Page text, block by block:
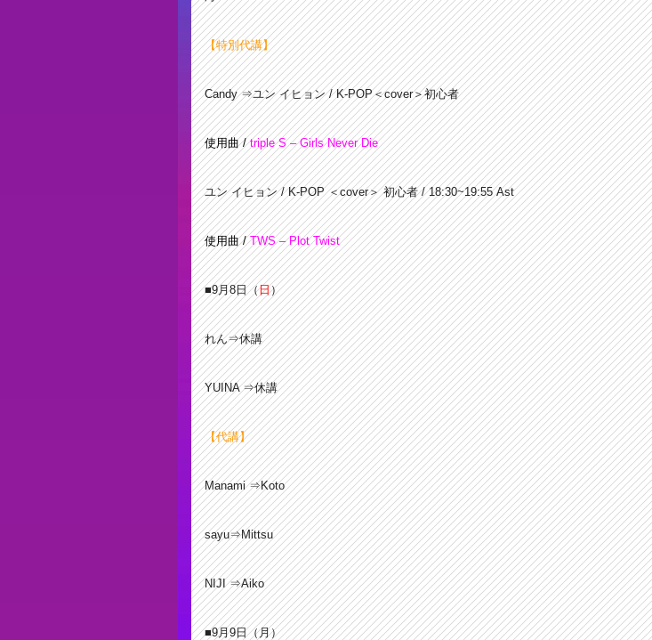
【特別代講】
Candy ⇒ユン イヒョン / K-POP＜cover＞初心者
使用曲 /triple S – Girls Never Die
ユン イヒョン / K-POP ＜cover＞ 初心者 / 18:30~19:55 Ast
使用曲 /TWS – Plot Twist
■9月8日（日）
れん⇒休講
YUINA ⇒休講
【代講】
Manami ⇒Koto
sayu⇒Mittsu
NIJI ⇒Aiko
■9月9日（月）